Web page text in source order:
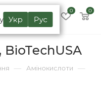
Укр Рус
0 0
BioTechUSA
— Амінокислоти —